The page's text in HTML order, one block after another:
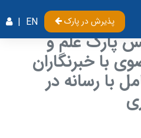
EN
| پذیرش در پارک
پارک علم و
با خبرنگاران
با رسانه در